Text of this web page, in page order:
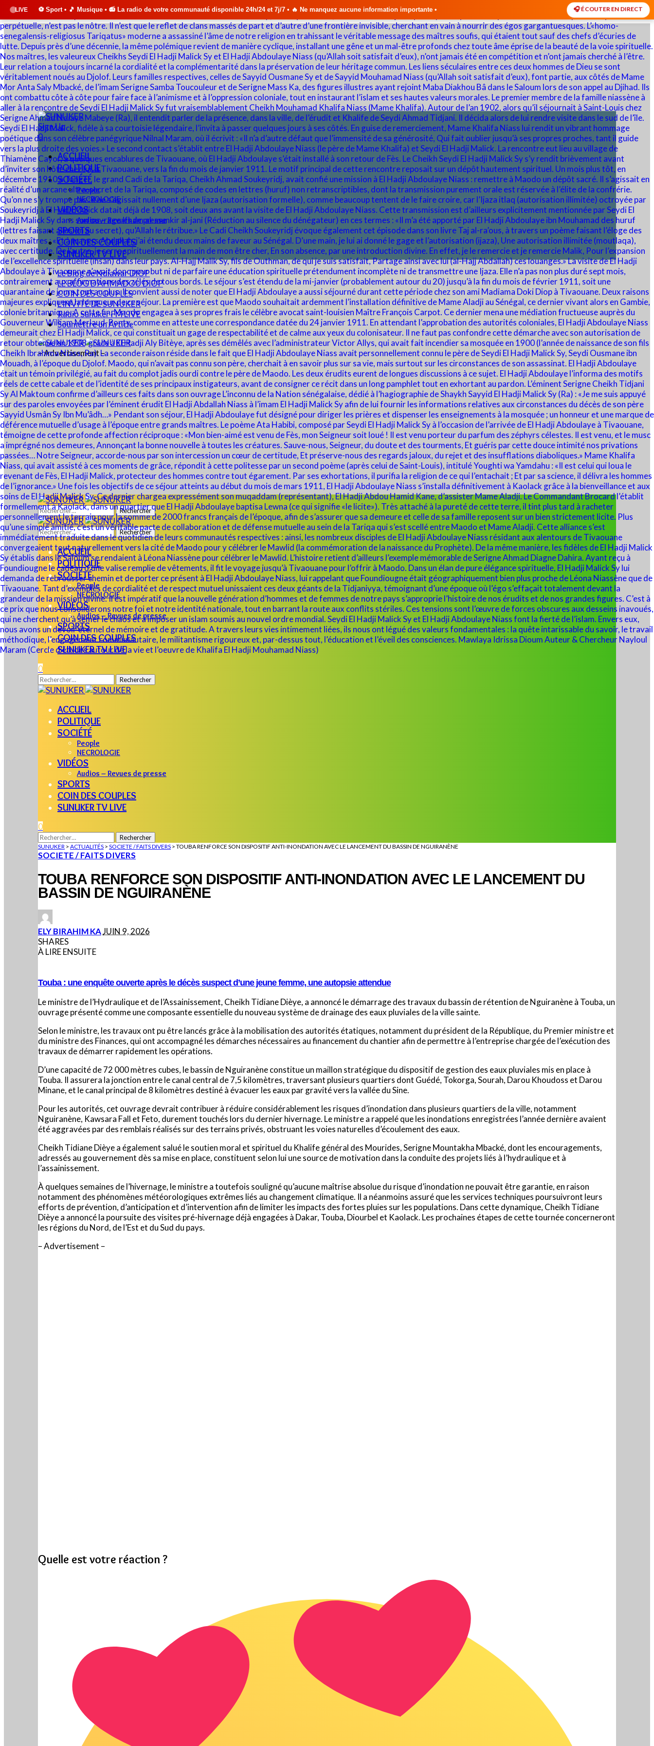
LIVE
• 🎵 Musique • 📻 La radio de votre communauté disponible 24h/24 et 7j/7 • 🔥 Ne manquez aucune information importante • 🎧 ÉCOUTER EN DIRECT
Sign Up
0
ACCUEIL
POLITIQUE
SOCIÉTÉ
People
NECROLOGIE
VIDÉOS
Audios – Revues de presse
SPORTS
COIN DES COUPLES
SUNUKER TV LIVE
Le Blog de Ndiawar DIOP
LE BLOG D’AHMADOU DIOP
COIN DES COUPLES
L’INVITÉ DE SUNUKER
Radio Sunuker FM LIVE
Soumettre un Article
– Advertisement –
Rechercher :
Rechercher :
ACCUEIL
POLITIQUE
SOCIÉTÉ
People
NECROLOGIE
VIDÉOS
Audios – Revues de presse
SPORTS
COIN DES COUPLES
SUNUKER TV LIVE
0
Rechercher :
ACCUEIL
POLITIQUE
SOCIÉTÉ
People
NECROLOGIE
VIDÉOS
Audios – Revues de presse
SPORTS
COIN DES COUPLES
SUNUKER TV LIVE
0
Rechercher :
SUNUKER > ACTUALITÉS > SOCIETE / FAITS DIVERS > TOUBA RENFORCE SON DISPOSITIF ANTI-INONDATION AVEC LE LANCEMENT DU BASSIN DE NGUIRANÈNE
SOCIETE / FAITS DIVERS
TOUBA RENFORCE SON DISPOSITIF ANTI-INONDATION AVEC LE LANCEMENT DU
BASSIN DE NGUIRANÈNE
POSTED
BY
ELY BIRAHIM KAJUIN 9, 2026
SHARES
À LIRE ENSUITE
Touba : une enquête ouverte après le décès suspect d’une jeune femme, une autopsie attendue
Le ministre de l’Hydraulique et de l’Assainissement, Cheikh Tidiane Dièye, a annoncé le démarrage des travaux du bassin de rétention de Nguiranène à Touba, un
ouvrage présenté comme une composante essentielle du nouveau système de drainage des eaux pluviales de la ville sainte.
Selon le ministre, les travaux ont pu être lancés grâce à la mobilisation des autorités étatiques, notamment du président de la République, du Premier ministre et
du ministre des Finances, qui ont accompagné les démarches nécessaires au financement du chantier afin de permettre à l’entreprise chargée de l’exécution des
travaux de démarrer rapidement les opérations.
D’une capacité de 72 000 mètres cubes, le bassin de Nguiranène constitue un maillon stratégique du dispositif de gestion des eaux pluviales mis en place à
Touba. Il assurera la jonction entre le canal central de 7,5 kilomètres, traversant plusieurs quartiers dont Guédé, Tokorga, Sourah, Darou Khoudoss et Darou
Minane, et le canal principal de 8 kilomètres destiné à évacuer les eaux par gravité vers la vallée du Sine.
Pour les autorités, cet ouvrage devrait contribuer à réduire considérablement les risques d’inondation dans plusieurs quartiers de la ville, notamment
Nguiranène, Kawsara Fall et Feto, durement touchés lors du dernier hivernage. Le ministre a rappelé que les inondations enregistrées l’année dernière avaient
été aggravées par des remblais réalisés sur des terrains privés, obstruant les voies naturelles d’écoulement des eaux.
Cheikh Tidiane Dièye a également salué le soutien moral et spirituel du Khalife général des Mourides, Serigne Mountakha Mbacké, dont les encouragements,
adressés au gouvernement dès sa mise en place, constituent selon lui une source de motivation dans la conduite des projets liés à l’hydraulique et à
l’assainissement.
À quelques semaines de l’hivernage, le ministre a toutefois souligné qu’aucune maîtrise absolue du risque d’inondation ne pouvait être garantie, en raison
notamment des phénomènes météorologiques extrêmes liés au changement climatique. Il a néanmoins assuré que les services techniques poursuivront leurs
efforts de prévention, d’anticipation et d’intervention afin de limiter les impacts des fortes pluies sur les populations. Dans cette dynamique, Cheikh Tidiane
Dièye a annoncé la poursuite des visites pré-hivernage déjà engagées à Dakar, Touba, Diourbel et Kaolack. Les prochaines étapes de cette tournée concerneront
les régions du Nord, de l’Est et du Sud du pays.
– Advertisement –
Quelle est votre réaction ?